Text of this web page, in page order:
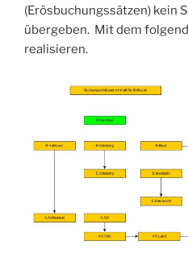
(Erösbuchungssätzen) kein
übergeben. Mit dem
realisieren.